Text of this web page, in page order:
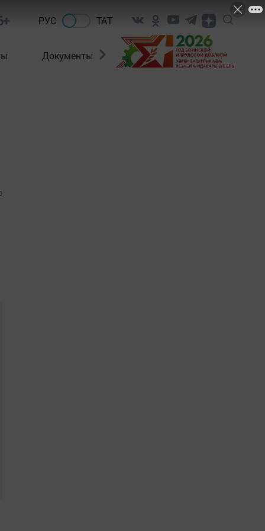
РУС ТАТ
Документы Патриотизм